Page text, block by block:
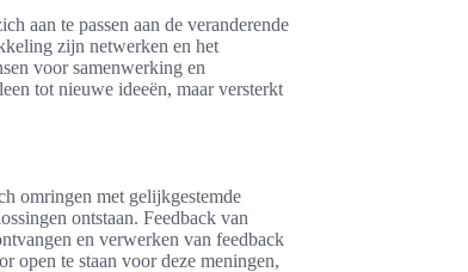
aan te passen aan de veranderende
zijn netwerken en het
voor samenwerking en
tot nieuwe ideeën, maar versterkt
omringen met gelijkgestemde
ontstaan. Feedback van
en verwerken van feedback
open te staan voor deze meningen,